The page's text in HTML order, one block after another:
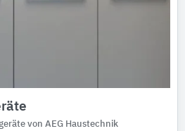
von AEG Haustechnik